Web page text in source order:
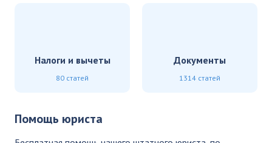
Налоги и вычеты
80 статей
Документы
1314 статей
Помощь юриста